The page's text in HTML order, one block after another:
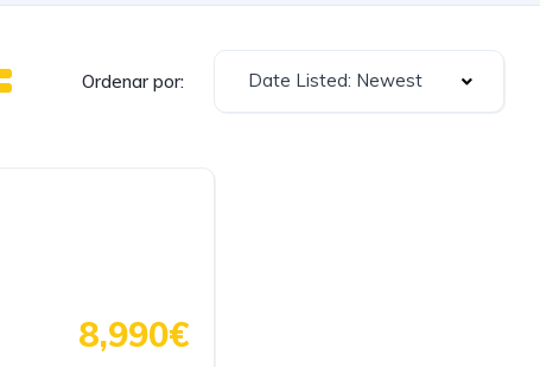
Ordenar por: Date Listed: Newest
8,990€